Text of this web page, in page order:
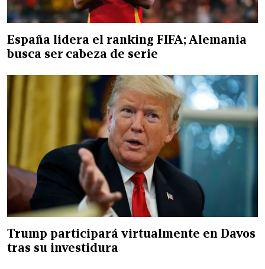
España lidera el ranking FIFA; Alemania
busca ser cabeza de serie
Trump participará virtualmente en Davos
tras su investidura